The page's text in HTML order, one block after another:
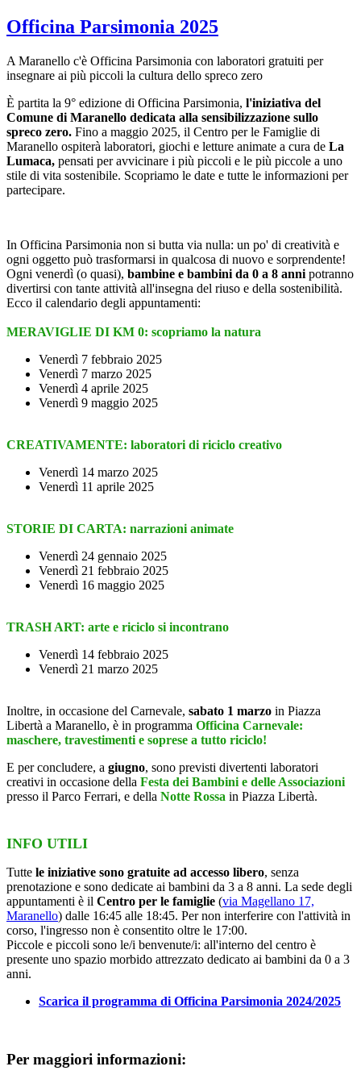
Officina Parsimonia 2025
A Maranello c'è Officina Parsimonia con laboratori gratuiti per
insegnare ai più piccoli la cultura dello spreco zero
È partita la 9° edizione di Officina Parsimonia, l'iniziativa del
Comune di Maranello dedicata alla sensibilizzazione sullo
spreco zero. Fino a maggio 2025, il Centro per le Famiglie di
Maranello ospiterà laboratori, giochi e letture animate a cura de La
Lumaca, pensati per avvicinare i più piccoli e le più piccole a uno
stile di vita sostenibile. Scopriamo le date e tutte le informazioni per
partecipare.
In Officina Parsimonia non si butta via nulla: un po' di creatività e
ogni oggetto può trasformarsi in qualcosa di nuovo e sorprendente!
Ogni venerdì (o quasi), bambine e bambini da 0 a 8 anni potranno
divertirsi con tante attività all'insegna del riuso e della sostenibilità.
Ecco il calendario degli appuntamenti:
MERAVIGLIE DI KM 0: scopriamo la natura
Venerdì 7 febbraio 2025
Venerdì 7 marzo 2025
Venerdì 4 aprile 2025
Venerdì 9 maggio 2025
CREATIVAMENTE: laboratori di riciclo creativo
Venerdì 14 marzo 2025
Venerdì 11 aprile 2025
STORIE DI CARTA: narrazioni animate
Venerdì 24 gennaio 2025
Venerdì 21 febbraio 2025
Venerdì 16 maggio 2025
TRASH ART: arte e riciclo si incontrano
Venerdì 14 febbraio 2025
Venerdì 21 marzo 2025
Inoltre, in occasione del Carnevale, sabato 1 marzo in Piazza
Libertà a Maranello, è in programma Officina Carnevale:
maschere, travestimenti e soprese a tutto riciclo!
E per concludere, a giugno, sono previsti divertenti laboratori
creativi in occasione della Festa dei Bambini e delle Associazioni
presso il Parco Ferrari, e della Notte Rossa in Piazza Libertà.
INFO UTILI
Tutte le iniziative sono gratuite ad accesso libero, senza
prenotazione e sono dedicate ai bambini da 3 a 8 anni. La sede degli
appuntamenti è il Centro per le famiglie (via Magellano 17,
Maranello) dalle 16:45 alle 18:45. Per non interferire con l'attività in
corso, l'ingresso non è consentito oltre le 17:00.
Piccole e piccoli sono le/i benvenute/i: all'interno del centro è
presente uno spazio morbido attrezzato dedicato ai bambini da 0 a 3
anni.
Scarica il programma di Officina Parsimonia 2024/2025
Per maggiori informazioni: